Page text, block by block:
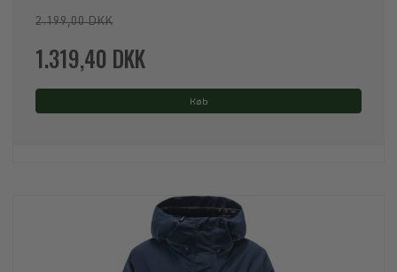
2.199,00 DKK
1.319,40 DKK
Køb